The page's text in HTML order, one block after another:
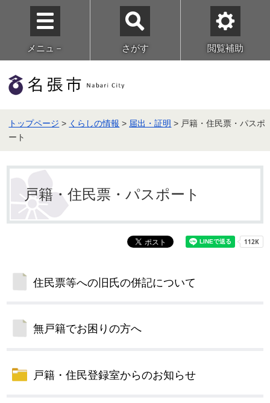
メニュ－ さがす 閲覧補助
トップページ > くらしの情報 > 届出・証明 > 戸籍・住民票・パスポ
ート
戸籍・住民票・パスポート
住民票等への旧氏の併記について
無戸籍でお困りの方へ
戸籍・住民登録室からのお知らせ